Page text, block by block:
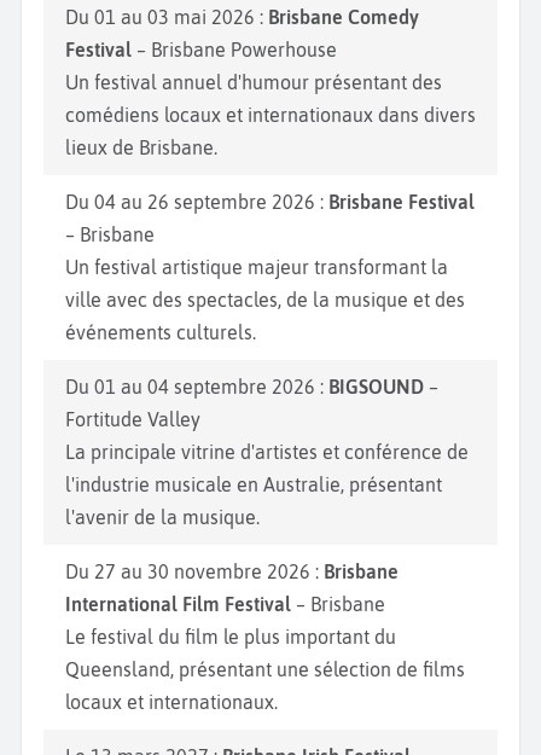
Du 01 au 03 mai 2026 : Brisbane Comedy
Festival – Brisbane Powerhouse
Un festival annuel d'humour présentant des
comédiens locaux et internationaux dans divers
lieux de Brisbane.
Du 04 au 26 septembre 2026 : Brisbane Festival
– Brisbane
Un festival artistique majeur transformant la
ville avec des spectacles, de la musique et des
événements culturels.
Du 01 au 04 septembre 2026 : BIGSOUND –
Fortitude Valley
La principale vitrine d'artistes et conférence de
l'industrie musicale en Australie, présentant
l'avenir de la musique.
Du 27 au 30 novembre 2026 : Brisbane
International Film Festival – Brisbane
Le festival du film le plus important du
Queensland, présentant une sélection de films
locaux et internationaux.